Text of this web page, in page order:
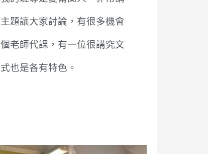
題讓大家討論，有很多機會
老師代課，有一位很講究文
也是各有特色。